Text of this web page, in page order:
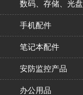
数码、存储、光盘
手机配件
笔记本配件
安防监控产品
办公用品